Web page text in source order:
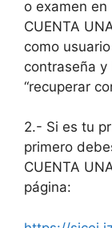
o examen en
CUENTA
como
contraseña
“recuperar
2.- Si es tu
primero
CUENTA
página: